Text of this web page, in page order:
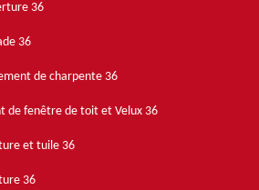
36
36
de charpente 36
de fenêtre de toit et Velux 36
et tuile 36
36